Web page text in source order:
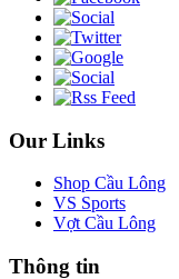
Our Links
Shop Cầu Lông
VS Sports
Vợt Cầu Lông
Thông tin